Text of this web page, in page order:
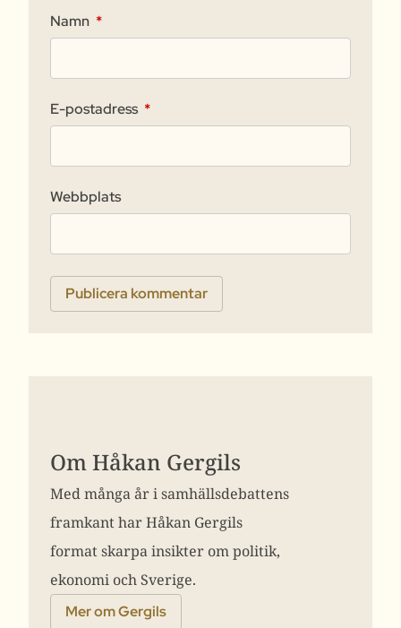
Namn *
E-postadress *
Webbplats
Om Håkan Gergils
Med många år i samhällsdebattens
framkant har Håkan Gergils
format skarpa insikter om politik,
ekonomi och Sverige.
Mer om Gergils